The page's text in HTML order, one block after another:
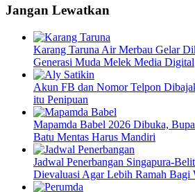
Jangan Lewatkan
Karang Taruna Air Merbau Gelar
Generasi Muda Melek Media Digital
Akun FB dan Nomor Telpon
itu Penipuan
Mapamda Babel 2026 Dibuka,
Batu Mentas Harus Mandiri
Jadwal Penerbangan Singapura-
Dievaluasi Agar Lebih Ramah Bagi